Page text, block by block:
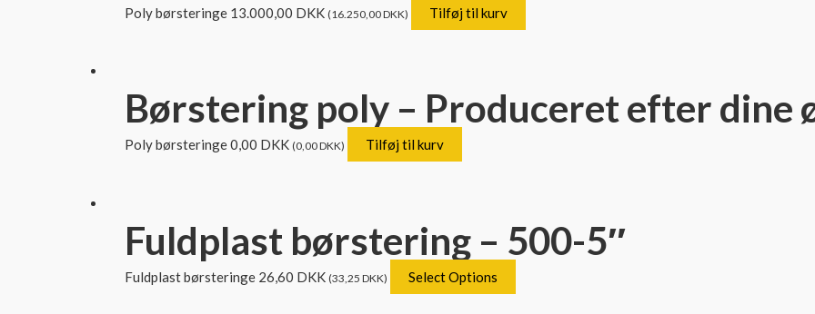
Poly børsteringe 13.000,00 DKK (16.250,00DKK) Tilføj til kurv
Børstering poly – Produceret efter dine
Poly børsteringe0,00 DKK (0,00DKK) Tilføj til kurv
Fuldplast børstering – 500-5″
Fuldplast børsteringe 26,60 DKK (33,25 DKK) Select Options